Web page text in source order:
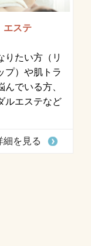
エステ
りたい方（リ
プ）や肌トラ
んでいる方、
ルエステなど
細を見る